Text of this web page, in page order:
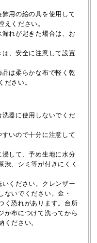
用の絵の具を使用して
えください。
れが起きた場合は、お
、安全に注意して設置
は柔らかな布で軽く乾
ださい。
器に使用しないでくだ
いので十分に注意して
して、予め生地に水分
渋、シミ等が付きにくく
ください。クレンザー
ないでください。金・
く恐れがあります。台所
か布につけて洗ってから
ください。